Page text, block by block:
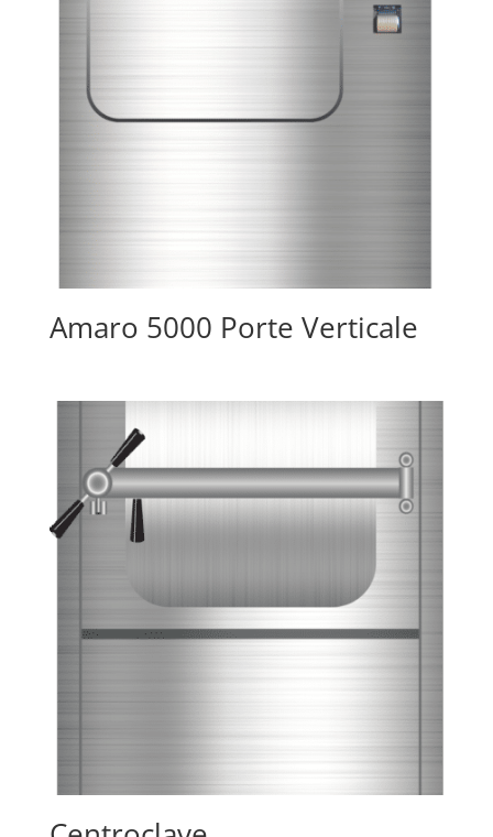
Amaro 5000 Porte Verticale